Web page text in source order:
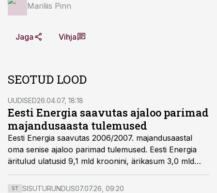
Mariliis Pinn
Jaga Vihja
SEOTUD LOOD
UUDISED26.04.07, 18:18
Eesti Energia saavutas ajaloo parimad
majandusaasta tulemused
Eesti Energia saavutas 2006/2007. majandusaastal
oma senise ajaloo parimad tulemused. Eesti Energia
äritulud ulatusid 9,1 mld kroonini, ärikasum 3,0 mld
kroonini ja puhaskasum 2,7 mld kroonini.
ST SISUTURUNDUS07.07.26, 09:20